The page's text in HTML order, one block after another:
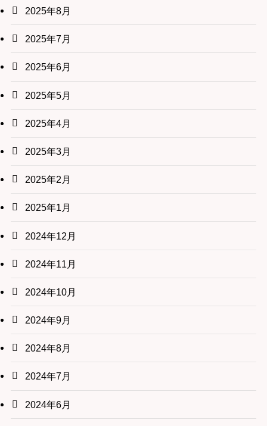
2025年8月
2025年7月
2025年6月
2025年5月
2025年4月
2025年3月
2025年2月
2025年1月
2024年12月
2024年11月
2024年10月
2024年9月
2024年8月
2024年7月
2024年6月